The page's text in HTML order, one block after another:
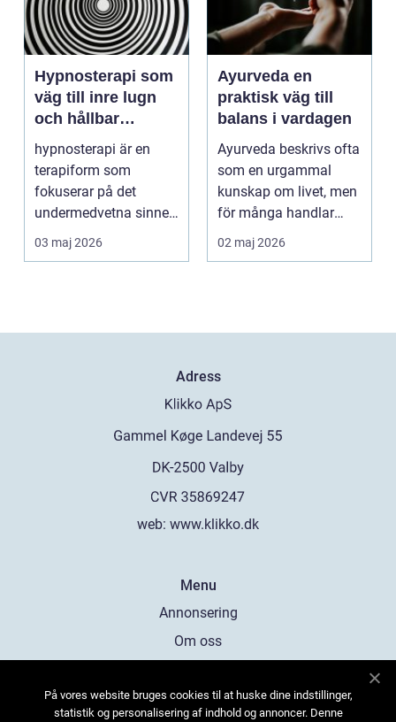
Hypnosterapi som
väg till inre lugn
och hållbar
förändring
hypnosterapi är en
terapiform som
fokuserar på det
undermedvetna sinnet
för att skapa djup och
hållb...
03 maj 2026
Ayurveda en
praktisk väg till
balans i vardagen
Ayurveda beskrivs ofta
som en urgammal
kunskap om livet, men
för många handlar
frågan om något
betyd...
02 maj 2026
Adress
web: www.klikko.dk
Menu
Annonsering
Om oss
Kontakta oss
På vores website bruges cookies til at huske dine indstillinger,
statistik og personalisering af indhold og annoncer. Denne